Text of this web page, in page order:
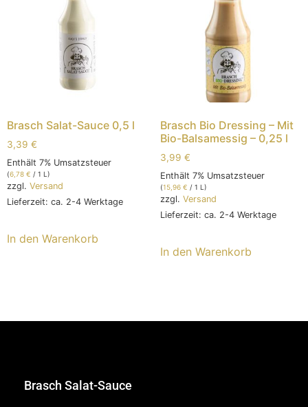
Brasch Salat-Sauce 0,5 l
3,39 €
Enthält 7% Umsatzsteuer
(6,78 € / 1 L)
zzgl. Versand
Lieferzeit: ca. 2-4 Werktage
In den Warenkorb
Brasch Bio Dressing – Mit
Bio-Balsamessig – 0,25 l
3,99 €
Enthält 7% Umsatzsteuer
(15,96 € / 1 L)
zzgl. Versand
Lieferzeit: ca. 2-4 Werktage
In den Warenkorb
Brasch Salat-Sauce